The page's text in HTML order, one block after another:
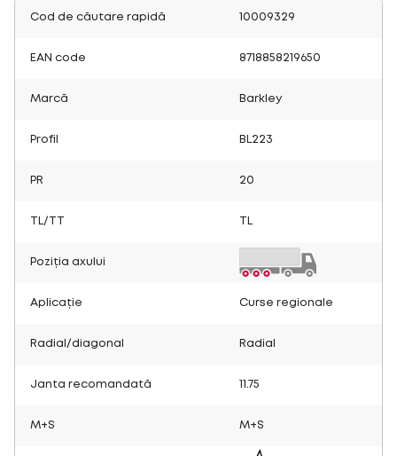
Cod de căutare rapidă 10009329
EAN code 8718858219650
Marcă Barkley
Profil BL223
PR 20
TL/TT
Poziția axului
Aplicație Curse regionale
Radial/diagonal Radial
Janta recomandată 11.75
M+S M+S